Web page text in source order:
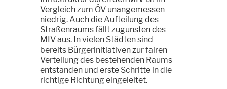
Vergleich zum ÖV unangemessen
niedrig. Auch die Aufteilung des
Straßenraums fällt zugunsten des
MIV aus. In vielen Städten sind
bereits Bürgerinitiativen zur fairen
Verteilung des bestehenden Raums
entstanden und erste Schritte in die
richtige Richtung eingeleitet.